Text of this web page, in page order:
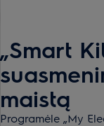
„Smart
maistą
Programėle „My